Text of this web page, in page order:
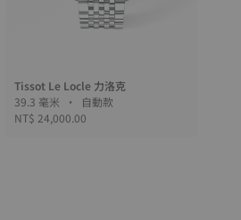
Tissot Le Locle 力洛克
39.3 毫米 • 自動款
NT$ 24,000.00